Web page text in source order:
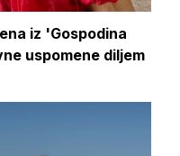
iz 'Gospodina
uspomene diljem